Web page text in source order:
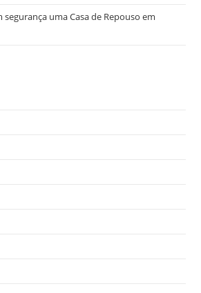
segurança uma Casa de Repouso em